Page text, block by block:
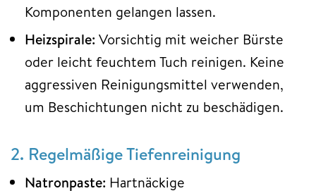
Komponenten gelangen lassen.
Heizspirale: Vorsichtig mit weicher Bürste
oder leicht feuchtem Tuch reinigen. Keine
aggressiven Reinigungsmittel verwenden,
um Beschichtungen nicht zu beschädigen.
2. Regelmäßige Tiefenreinigung
Natronpaste: Hartnäckige